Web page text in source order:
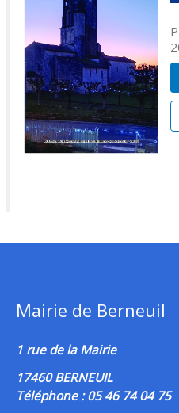
Mairie de Berneuil
1 rue de la Mairie
17460 BERNEUIL
Téléphone : 05 46 74 04 75